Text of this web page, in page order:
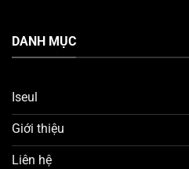
DANH MỤC
Iseul
Giới thiệu
Liên hệ